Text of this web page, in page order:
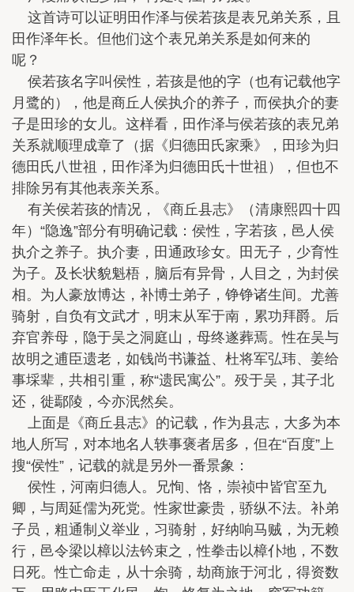
这首诗可以证明田作泽与侯若孩是表兄弟关系，且
田作泽年长。但他们这个表兄弟关系是如何来的
呢？
侯若孩名字叫侯性，若孩是他的字（也有记载他字
月鹭的），他是商丘人侯执介的养子，而侯执介的妻
子是田珍的女儿。这样看，田作泽与侯若孩的表兄弟
关系就顺理成章了（据《归德田氏家乘》，田珍为归
德田氏八世祖，田作泽为归德田氏十世祖），但也不
排除另有其他表亲关系。
有关侯若孩的情况，《商丘县志》（清康熙四十四
年）“隐逸”部分有明确记载：侯性，字若孩，邑人侯
执介之养子。执介妻，田通政珍女。田无子，少育性
为子。及长状貌魁梧，脑后有异骨，人目之，为封侯
相。为人豪放博达，补博士弟子，铮铮诸生间。尤善
骑射，自负有文武才，明末从军于南，累功拜爵。后
弃官养母，隐于吴之洞庭山，母终遂葬焉。性在吴与
故明之逋臣遗老，如钱尚书谦益、杜将军弘玮、姜给
事埰辈，共相引重，称“遗民寓公”。殁于吴，其子北
还，徙鄢陵，今亦泯然矣。
上面是《商丘县志》的记载，作为县志，大多为本
地人所写，对本地名人轶事褒者居多，但在“百度”上
搜“侯性”，记载的就是另外一番景象：
侯性，河南归德人。兄恂、恪，崇祯中皆官至九
卿，与周延儒为死党。性家世豪贵，骄纵不法。补弟
子员，粗通制义举业，习骑射，好纳响马贼，为无赖
行，邑令梁以樟以法钤束之，性拳击以樟仆地，不数
日死。性亡命走，从十余骑，劫商旅于河北，得资数